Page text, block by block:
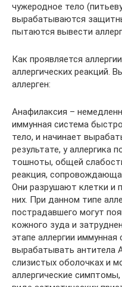
чужеродное тело
вырабатываются
пытаются вывести
Как проявляется
аллергических реакций.
аллерген:
Анафилаксия –
иммунная система
тело, и начинает
результате, у аллергика
тошноты, общей
реакция,
Они разрушают клетки и
них. При данном типе
пострадавшего могут
кожного зуда и
этапе аллергии иммунная
вырабатывать антитела
слизистых оболочках и
аллергические